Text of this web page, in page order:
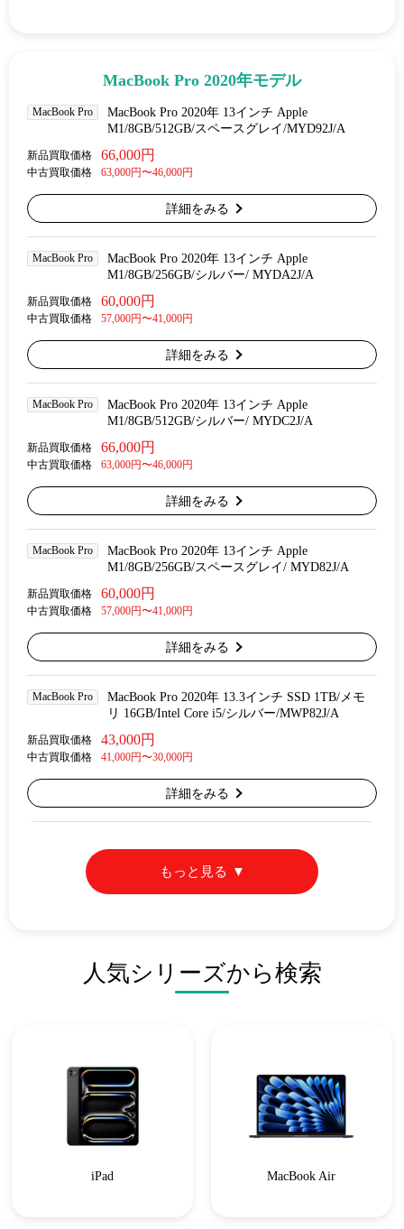
MacBook Pro 2020年モデル
MacBook Pro
MacBook Pro 2020年 13インチ Apple
M1/8GB/512GB/スペースグレイ/MYD92J/A
新品買取価格 66,000円
中古買取価格 63,000円〜46,000円
詳細をみる
MacBook Pro
MacBook Pro 2020年 13インチ Apple
M1/8GB/256GB/シルバー/ MYDA2J/A
新品買取価格 60,000円
中古買取価格 57,000円〜41,000円
詳細をみる
MacBook Pro
MacBook Pro 2020年 13インチ Apple
M1/8GB/512GB/シルバー/ MYDC2J/A
新品買取価格 66,000円
中古買取価格 63,000円〜46,000円
詳細をみる
MacBook Pro
MacBook Pro 2020年 13インチ Apple
M1/8GB/256GB/スペースグレイ/ MYD82J/A
新品買取価格 60,000円
中古買取価格 57,000円〜41,000円
詳細をみる
MacBook Pro
MacBook Pro 2020年 13.3インチ SSD 1TB/メモ
リ 16GB/Intel Core i5/シルバー/MWP82J/A
新品買取価格 43,000円
中古買取価格 41,000円〜30,000円
詳細をみる
もっと見る
人気シリーズから検索
iPad MacBook Air